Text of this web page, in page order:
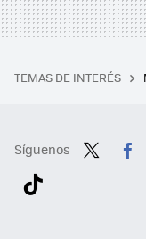
TEMAS DE INTERÉS
Síguenos